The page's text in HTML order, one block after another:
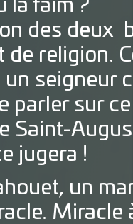
la faim ?
des deux
de
seigneur
parler sur
Saint-
jugera !
un
Miracle